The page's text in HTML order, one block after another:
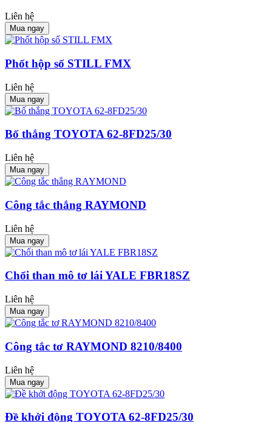
Liên hệ
Mua ngay
Phốt hộp số STILL FMX
Liên hệ
Mua ngay
Bố thắng TOYOTA 62-8FD25/30
Liên hệ
Mua ngay
Công tắc thắng RAYMOND
Liên hệ
Mua ngay
Chổi than mô tơ lái YALE FBR18SZ
Liên hệ
Mua ngay
Công tắc tơ RAYMOND 8210/8400
Liên hệ
Mua ngay
Đề khởi động TOYOTA 62-8FD25/30